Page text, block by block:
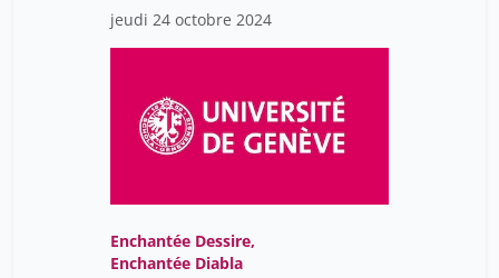
jeudi 24 octobre 2024
Enchantée Dessire,
Enchantée Diabla